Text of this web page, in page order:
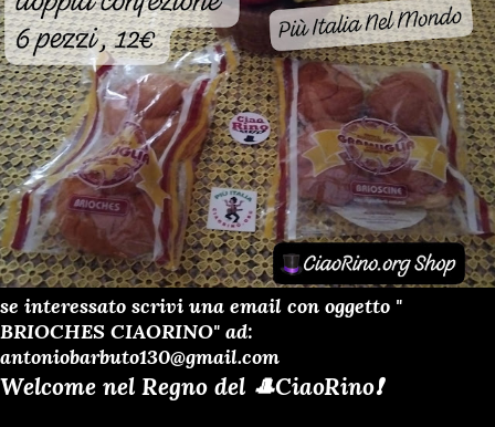
se interessato scrivi una email con oggetto "
BRIOCHES CIAORINO" ad:
antoniobarbuto130@gmail.com
Welcome nel Regno del 🎩CiaoRino❗️